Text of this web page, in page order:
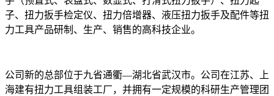
子、扭力扳手检定仪、扭力倍增器、液压扭力扳手及配件等扭
力工具产品研制、生产、销售的高科技企业。
公司新的总部位于九省通衢—湖北省武汉市。公司在江苏、上
海建有扭力工具组装工厂，并拥有一定规模的科研生产管理团